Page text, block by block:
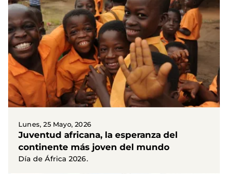
Lunes, 25 Mayo, 2026
Juventud africana, la esperanza del
continente más joven del mundo
Día de África 2026.